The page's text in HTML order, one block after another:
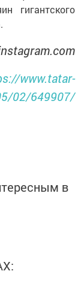
гигантского
www.tatar-
02/649907/
в